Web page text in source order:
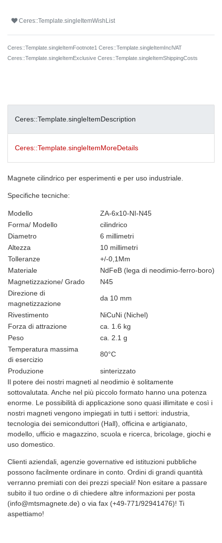
Ceres::Template.singleItemWishList
Ceres::Template.singleItemFootnote1 Ceres::Template.singleItemInclVAT
Ceres::Template.singleItemExclusive Ceres::Template.singleItemShippingCosts
Ceres::Template.singleItemDescription
Ceres::Template.singleItemMoreDetails
Magnete cilindrico per esperimenti e per uso industriale.
Specifiche tecniche:
Modello
ZA-6x10-NI-N45
Forma/ Modello
cilindrico​
Diametro
6 millimetri
Altezza
10 millimetri
Tolleranze
+/-0,1Mm
Materiale
NdFeB (lega di neodimio-ferro-boro)
Magnetizzazione/ Grado
N45
Direzione di
magnetizzazione
da 10 mm
Rivestimento
NiCuNi (Nichel)
Forza di attrazione
ca. 1.6 kg
Peso
ca. 2.1 g
Temperatura massima
di esercizio
80°C
Produzione
sinterizzato
Il potere dei nostri magneti al neodimio è solitamente
sottovalutata. Anche nel più piccolo formato hanno una potenza
enorme. Le possibilità di applicazione sono quasi illimitate e così i
nostri magneti vengono impiegati in tutti i settori: industria,
tecnologia dei semiconduttori (Hall), officina e artigianato,
modello, ufficio e magazzino, scuola e ricerca, bricolage, giochi e
uso domestico.
Clienti aziendali, agenzie governative ed istituzioni pubbliche
possono facilmente ordinare in conto. Ordini di grandi quantità
verranno premiati con dei prezzi speciali! Non esitare a passare
subito il tuo ordine o di chiedere altre informazioni per posta
(info@mtsmagnete.de) o via fax (+49-771/92941476)! Ti
aspettiamo!